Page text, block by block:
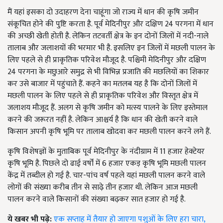
मैं यहां इसका दो उदाहरण देना चाहूंगा जो राज्य में धान की कृषि जमीन
संकूचित होने की पुष्टि करता है. पूर्व मेदिनीपुर और दक्षिण 24 परगना में धान
की अच्छी खेती होती है. लेकिन तटवर्ती क्षेत्र के इन दोनों जिलों में नदी-नाले
तालाब और जलाशयों की भरमार भी है. इसलिए इन जिलों में मछली पालन के
लिए पहले से ही प्राकृतिक परिवेश मौजूद है. पश्चिमी मेदिनीपुर और दक्षिण
24 परगना के मछुआरे समुद्र से भी विभिन्न प्रजाति की मछलियों का शिकार
कर उसे बाजार में पहुंचाते हैं. कहने का मतलब यह है कि दोनों जिलों में
मछली पालन के लिए पहले से ही प्राकृतिक परिवेश और विस्तृत क्षेत्र में
जलाशय मौजूद हैं. अलग से कृषि जमीन को मत्स्य पालने के लिए इस्तेमाल
करने की जरूरत नहीं है. लेकिन आश्चर्य है कि धान की खेती करने वाले
किसान अपनी कृषि भूमि पर तालाब खोदवा कर मछली पालन करने लगे हैं.
कृषि विशेषज्ञों के मुताबिक पूर्व मेदिनीपुर के नंदीग्राम में 11 हजार हेक्टेयर
कृषि भूमि है. पिछले दो ढाई वर्षों में 6 हजार एकड़ कृषि भूमि मछली पालन
केंद्र में तब्दील हो गई है. चार-पांच वर्ष पहले यहां मछली पालन करने वाले
लोगों की संख्या करीब तीन से साढ़े तीन हजार थी. लेकिन आज मछली
पालन करने वाले किसानों की संख्या बढ़कर सात हजार हो गई है.
ये खबर भी पढ़े:एक सप्ताह में तैयार हो जाएगा पशुओं के लिए हरा चारा,